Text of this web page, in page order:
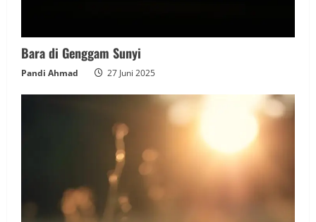
Bara di Genggam Sunyi
Pandi Ahmad 27 Juni 2025